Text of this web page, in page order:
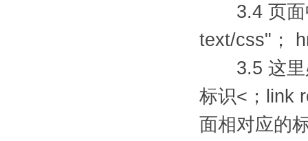
3.4 页面中
text/css"；
3.5 这里必
标识<；link
面相对应的